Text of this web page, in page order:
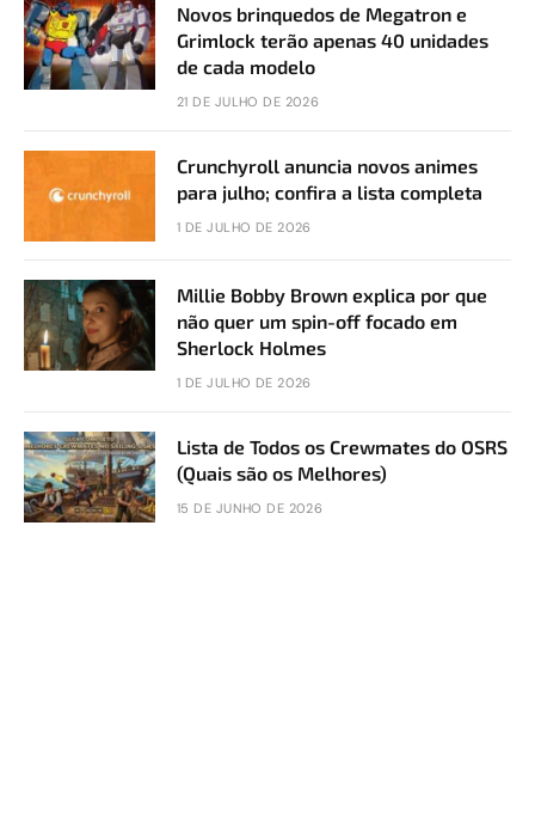
Novos brinquedos de Megatron e
Grimlock terão apenas 40 unidades
de cada modelo
21 DE JULHO DE 2026
Crunchyroll anuncia novos animes
para julho; confira a lista completa
1 DE JULHO DE 2026
Millie Bobby Brown explica por que
não quer um spin-off focado em
Sherlock Holmes
1 DE JULHO DE 2026
Lista de Todos os Crewmates do OSRS
(Quais são os Melhores)
15 DE JUNHO DE 2026